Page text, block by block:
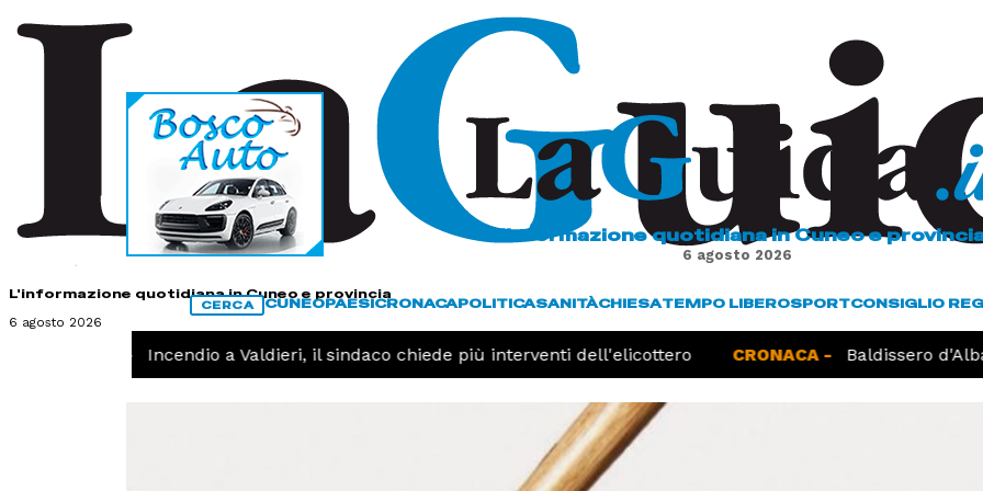
L'informazione quotidiana in Cuneo e provincia
6 agosto 2026
L'informazione quotidiana in Cuneo e
6 agosto 2026
CERCA CUNEOPAESICRONACAPOLITICASANITÀCHIESATEMPO LIBEROSPORTCONSIGLIO
Incendio a Valdieri, il sindaco chiede più interventi dell'elicottero CRONACA - Baldissero